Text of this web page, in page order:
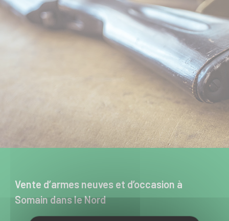
Vente d’armes neuves et d’occasion à
Somain dans le Nord